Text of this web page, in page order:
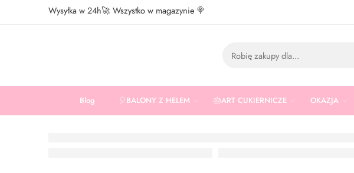
Wysyłka w 24h🚀 Wszystko w magazynie 🍭
Blog 🎈BALONY Z HELEM 🎂ART CUKIERNICZE OKAZJA